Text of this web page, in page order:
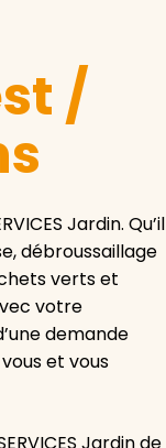
/
Jardin. Qu’il
débroussaillage
verts et
votre
demande
vous et vous